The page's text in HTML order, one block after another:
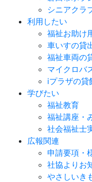
シニアクラ
利用したい
福祉お助け
車いすの貸
福祉車両の
マイクロバ
iプラザの貸
学びたい
福祉教育
福祉講座・
社会福祉士
広報関連
申請要項・
社協よりお
やさしいき